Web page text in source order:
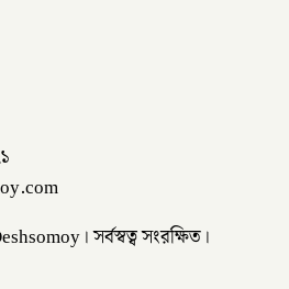
সর্বস্বত্ব সংরক্ষিত।